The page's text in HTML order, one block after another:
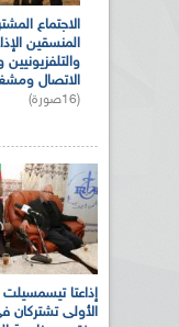
الاجتماع
المنسقين
الاتصال
(16صورة)
إذاعتا تيسمسيلت
الأولى تشتركان